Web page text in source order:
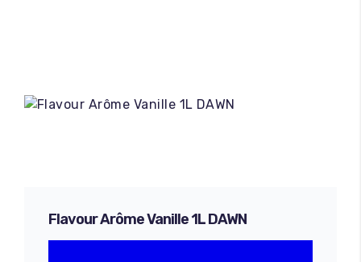
Flavour Arôme Vanille 1L DAWN